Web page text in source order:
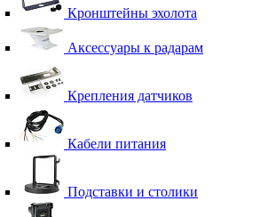
Кронштейны эхолота
Аксессуары к радарам
Крепления датчиков
Кабели питания
Подставки и столики